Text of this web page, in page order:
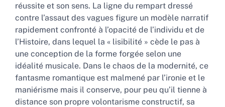
réussite et son sens. La ligne du rempart dressé
contre l’assaut des vagues figure un modèle narratif
rapidement confronté à l’opacité de l’individu et de
l’Histoire, dans lequel la « lisibilité » cède le pas à
une conception de la forme forgée selon une
idéalité musicale. Dans le chaos de la modernité, ce
fantasme romantique est malmené par l’ironie et le
maniérisme mais il conserve, pour peu qu’il tienne à
distance son propre volontarisme constructif, sa